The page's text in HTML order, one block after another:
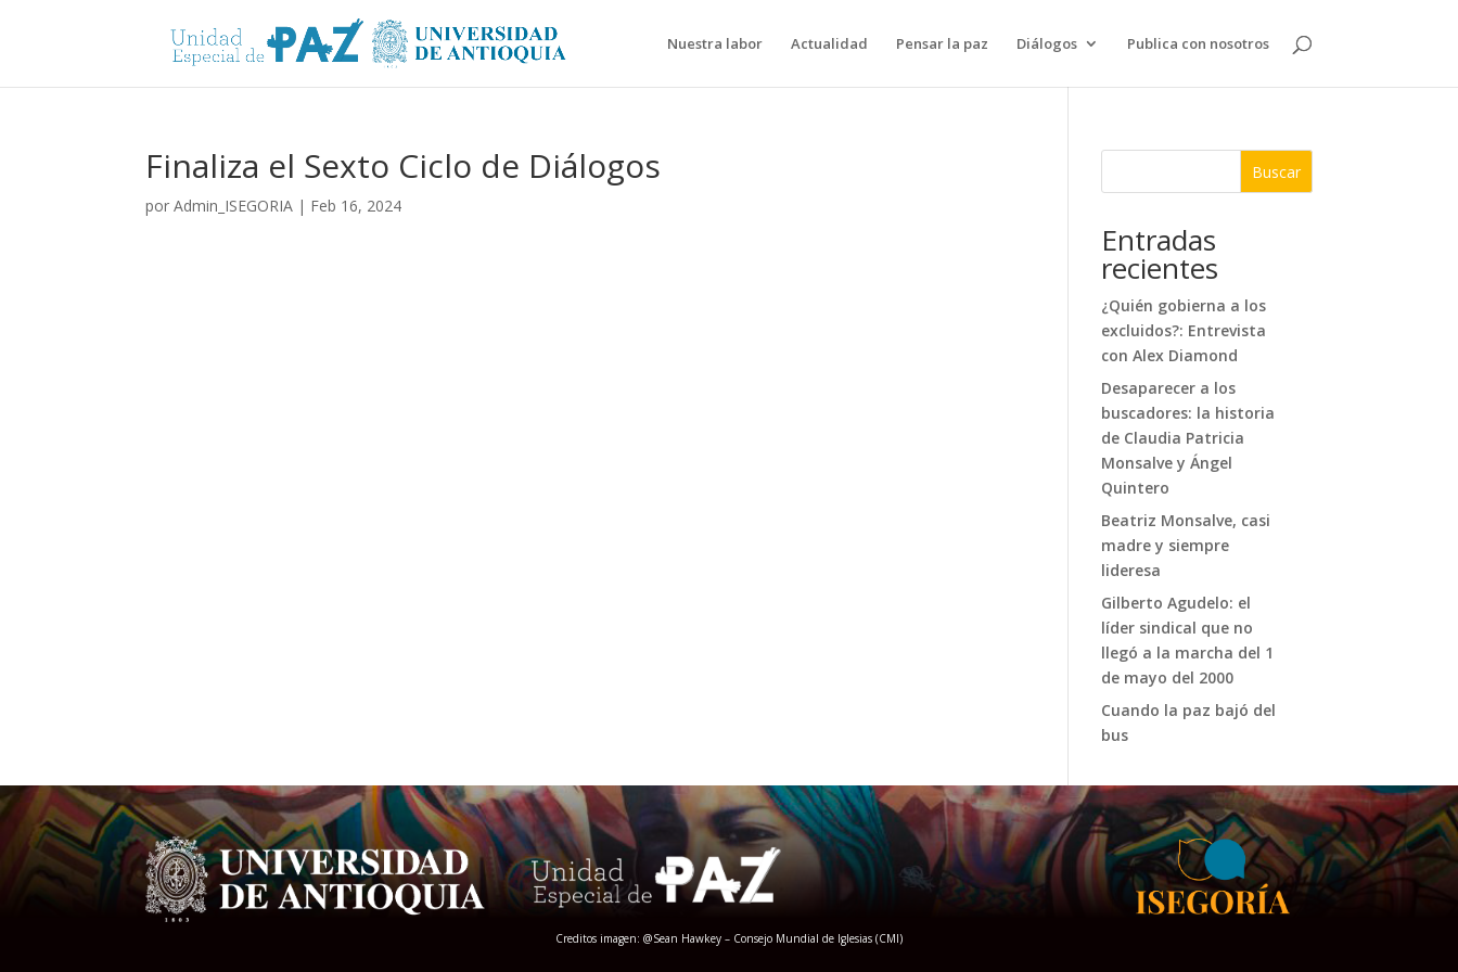
Nuestra labor Actualidad Pensar la paz Diálogos Publica con nosotros
Finaliza el Sexto Ciclo de Diálogos
porAdmin_ISEGORIA | Feb 16, 2024
Buscar
Entradas
recientes
¿Quién gobierna a los
excluidos?: Entrevista
con Alex Diamond
Desaparecer a los
buscadores: la historia
de Claudia Patricia
Monsalve y Ángel
Quintero
Beatriz Monsalve, casi
madre y siempre
lideresa
Gilberto Agudelo: el
líder sindical que no
llegó a la marcha del 1
de mayo del 2000
Cuando la paz bajó del
bus
Creditos imagen: @Sean Hawkey – Consejo Mundial de Iglesias (CMI)